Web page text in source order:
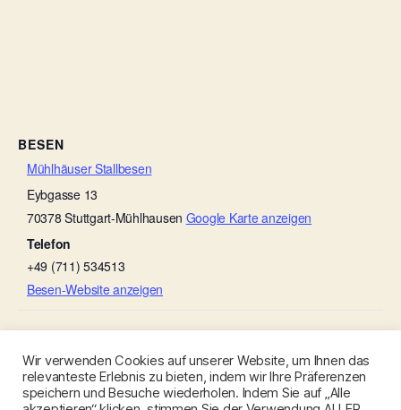
BESEN
Mühlhäuser Stallbesen
Eybgasse 13
70378 Stuttgart-Mühlhausen Google Karte anzeigen
Telefon
+49 (711) 534513
Besen-Website anzeigen
Wir verwenden Cookies auf unserer Website, um Ihnen das
relevanteste Erlebnis zu bieten, indem wir Ihre Präferenzen
speichern und Besuche wiederholen. Indem Sie auf „Alle